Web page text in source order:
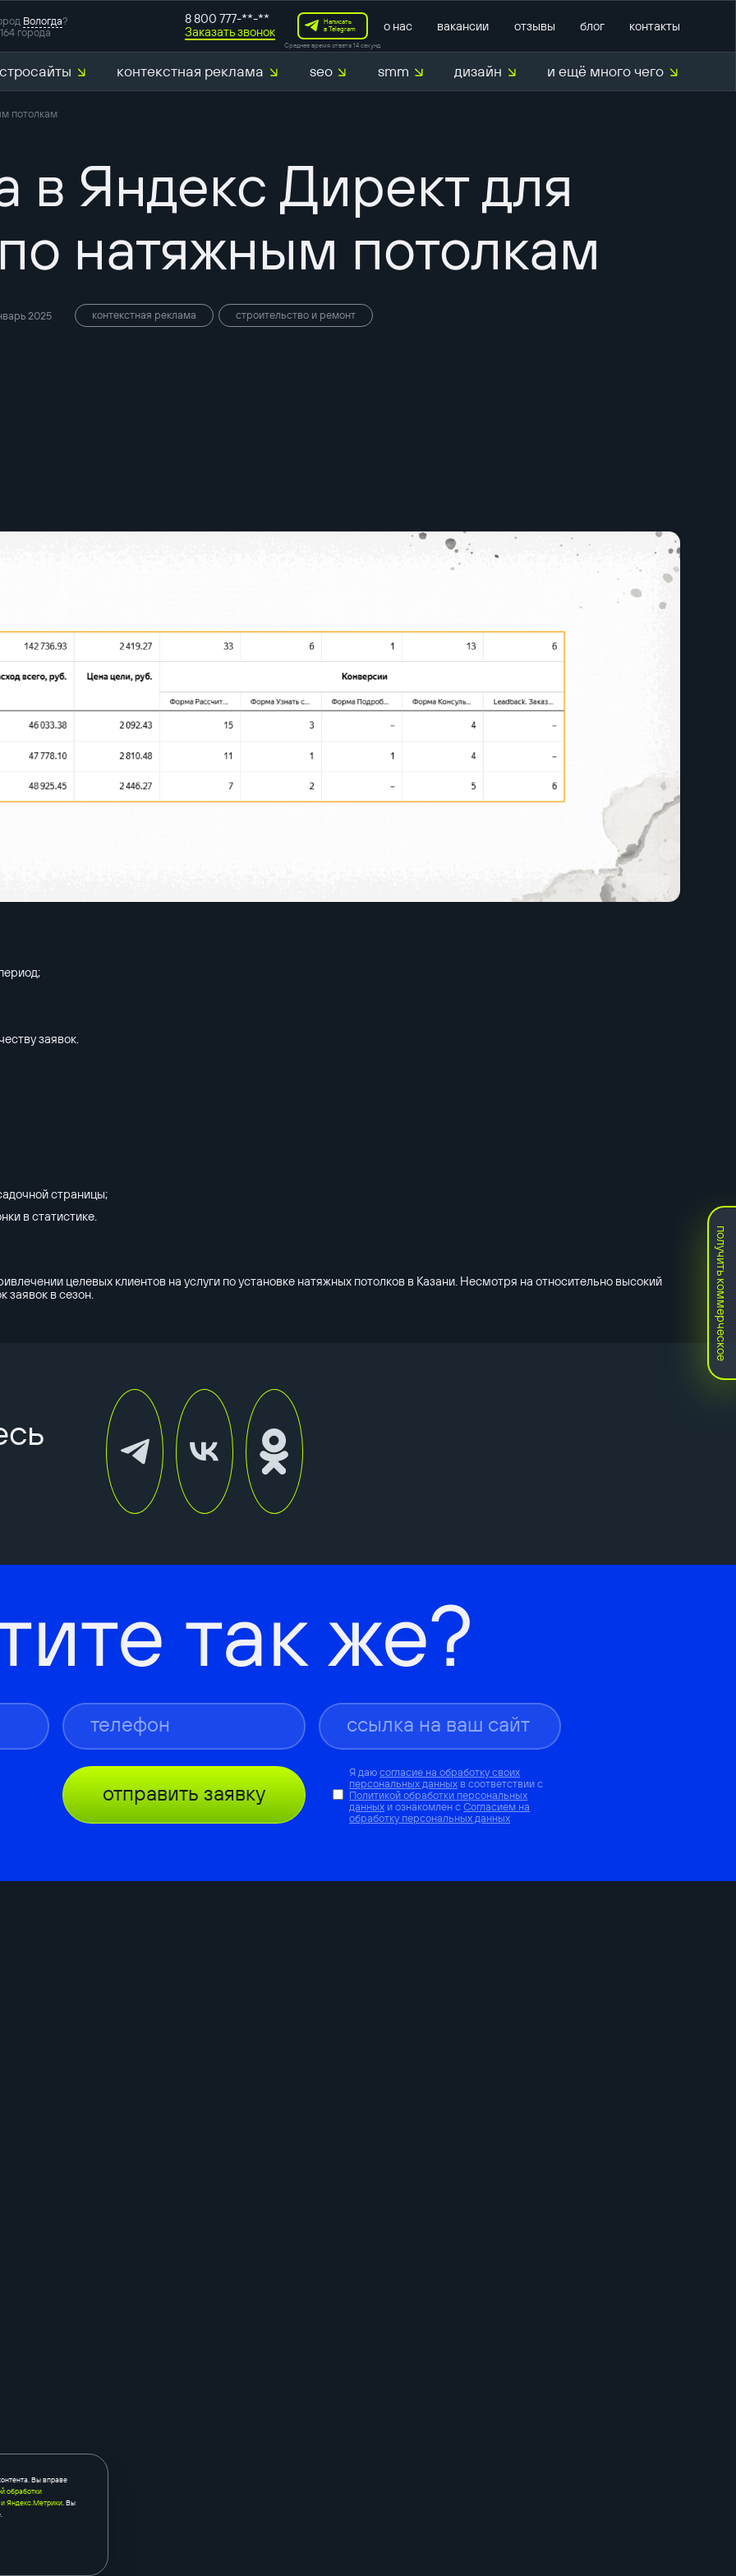
Вологда?
города
8 800 777-**-**
Заказать звонок
Написать
в Telegram
Среднее время ответа 14 секунд
о нас вакансии отзывы блог контакты
контекстная реклама seo smm дизайн и ещё много чего
потолкам
получить коммерческое
в Яндекс Директ для
натяжным потолкам
2025 контекстная реклама строительство и ремонт
заявок.
страницы;
в статистике.
целевых клиентов на услуги по установке натяжных потолков в Казани. Несмотря на относительно высокий
заявок в сезон.
так же?
отправить заявку
Я даюсогласие на обработку своих
персональных данных в соответствии с
Политикой обработки персональных
данных и ознакомлен сСогласием на
обработку персональных данных
Вы вправе
обработки
Яндекс.Метрики . Вы